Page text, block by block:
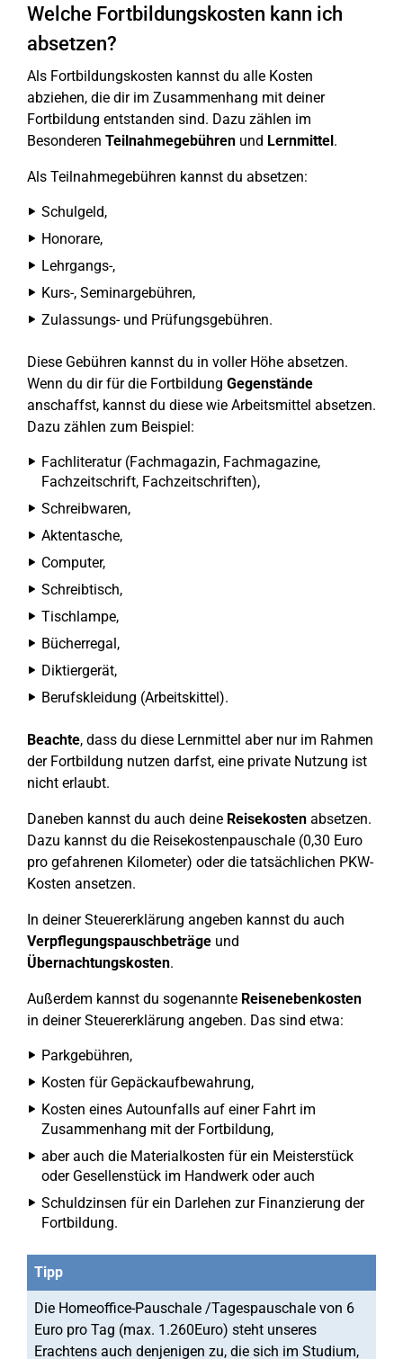
Welche Fortbildungskosten kann ich
absetzen?
Als Fortbildungskosten kannst du alle Kosten
abziehen, die dir im Zusammenhang mit deiner
Fortbildung entstanden sind. Dazu zählen im
Besonderen Teilnahmegebühren und Lernmittel.
Als Teilnahmegebühren kannst du absetzen:
Schulgeld,
Honorare,
Lehrgangs-,
Kurs-, Seminargebühren,
Zulassungs- und Prüfungsgebühren.
Diese Gebühren kannst du in voller Höhe absetzen.
Wenn du dir für die Fortbildung Gegenstände
anschaffst, kannst du diese wie Arbeitsmittel absetzen.
Dazu zählen zum Beispiel:
Fachliteratur (Fachmagazin, Fachmagazine,
Fachzeitschrift, Fachzeitschriften),
Schreibwaren,
Aktentasche,
Computer,
Schreibtisch,
Tischlampe,
Bücherregal,
Diktiergerät,
Berufskleidung (Arbeitskittel).
Beachte, dass du diese Lernmittel aber nur im Rahmen
der Fortbildung nutzen darfst, eine private Nutzung ist
nicht erlaubt.
Daneben kannst du auch deine Reisekosten absetzen.
Dazu kannst du die Reisekostenpauschale (0,30 Euro
pro gefahrenen Kilometer) oder die tatsächlichen PKW-
Kosten ansetzen.
In deiner Steuererklärung angeben kannst du auch
Verpflegungspauschbeträge und
Übernachtungskosten.
Außerdem kannst du sogenannte Reisenebenkosten
in deiner Steuererklärung angeben. Das sind etwa:
Parkgebühren,
Kosten für Gepäckaufbewahrung,
Kosten eines Autounfalls auf einer Fahrt im
Zusammenhang mit der Fortbildung,
aber auch die Materialkosten für ein Meisterstück
oder Gesellenstück im Handwerk oder auch
Schuldzinsen für ein Darlehen zur Finanzierung der
Fortbildung.
Tipp
Die Homeoffice-Pauschale /Tagespauschale von 6
Euro pro Tag (max. 1.260Euro) steht unseres
Erachtens auch denjenigen zu, die sich im Studium,